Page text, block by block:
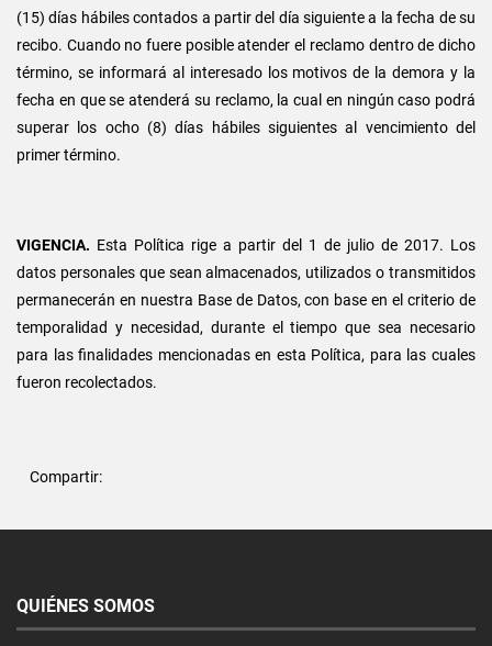
(15) días hábiles contados a partir del día siguiente a la fecha de su
recibo. Cuando no fuere posible atender el reclamo dentro de dicho
término, se informará al interesado los motivos de la demora y la
fecha en que se atenderá su reclamo, la cual en ningún caso podrá
superar los ocho (8) días hábiles siguientes al vencimiento del
primer término.
VIGENCIA. Esta Política rige a partir del 1 de julio de 2017. Los
datos personales que sean almacenados, utilizados o transmitidos
permanecerán en nuestra Base de Datos, con base en el criterio de
temporalidad y necesidad, durante el tiempo que sea necesario
para las finalidades mencionadas en esta Política, para las cuales
fueron recolectados.
Compartir:
QUIÉNES SOMOS